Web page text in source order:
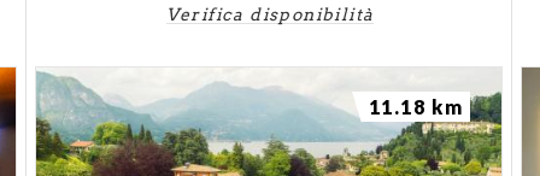
Verifica disponibilità
11.18 km